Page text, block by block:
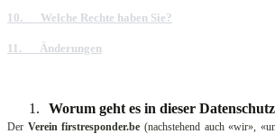
10. Welche Rechte haben Sie?
11. Änderungen
1. Worum geht es in dieser
Der Verein firstresponder.be (nachstehend auch «wir»,